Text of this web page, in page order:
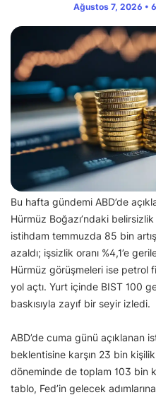
Ağustos 7, 2026 •
Bu hafta gündemi ABD’de
Hürmüz Boğazı’ndaki belirsizlik
istihdam temmuzda 85 bin
azaldı; işsizlik oranı %4,1’e
Hürmüz görüşmeleri ise petrol
yol açtı. Yurt içinde BIST 100
baskısıyla zayıf bir seyir izledi.
ABD’de cuma günü açıklanan
beklentisine karşın 23 bin
döneminde de toplam 103 bin
tablo, Fed’in gelecek